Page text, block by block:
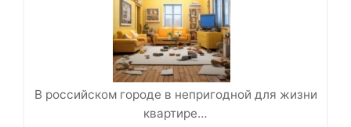
В российском городе в непригодной для жизни
квартире…